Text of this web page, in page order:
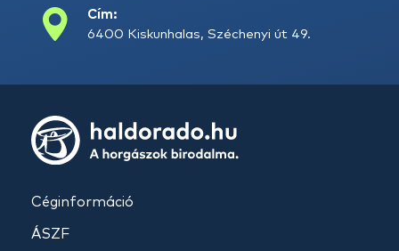
Cím:
6400 Kiskunhalas, Széchenyi út 49.
Céginformáció
ÁSZF